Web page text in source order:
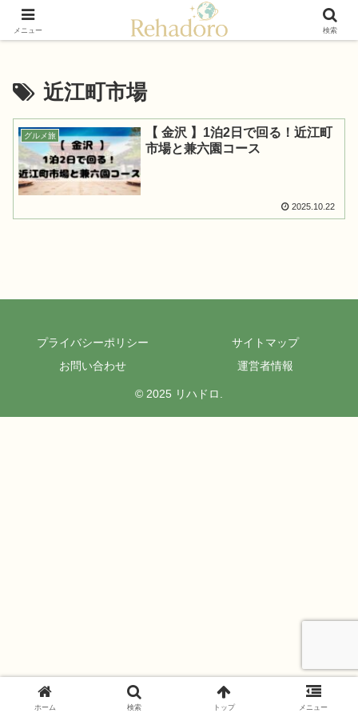
癒しと再発見の“黄金旅”ガイド
近江町市場
グルメ旅
【 金沢 】1泊2日で回る！近江町
市場と兼六園コース
2025.10.22
プライバシーポリシー
サイトマップ
お問い合わせ
運営者情報
© 2025 リハドロ.
メニュー 検索
ホーム 検索 トップ メニュー